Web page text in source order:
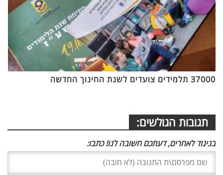
37000 תלמידים צועדים לשנת החינוך החדשה
תגובות הגולשים:
בניגוד לאחרים, דעתכם חשובה לנו! כתבו: